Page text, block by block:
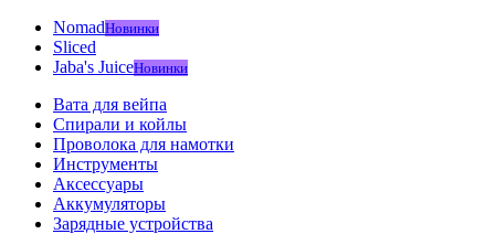
NomadНовинки
Sliced
Jaba's JuiceНовинки
Вата для вейпа
Спирали и койлы
Проволока для намотки
Инструменты
Аксесcуары
Аккумуляторы
Зарядные устройства